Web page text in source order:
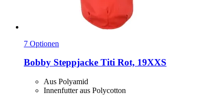
7 Optionen
Bobby Steppjacke Titi Rot, 19XXS
Aus Polyamid
Innenfutter aus Polycotton